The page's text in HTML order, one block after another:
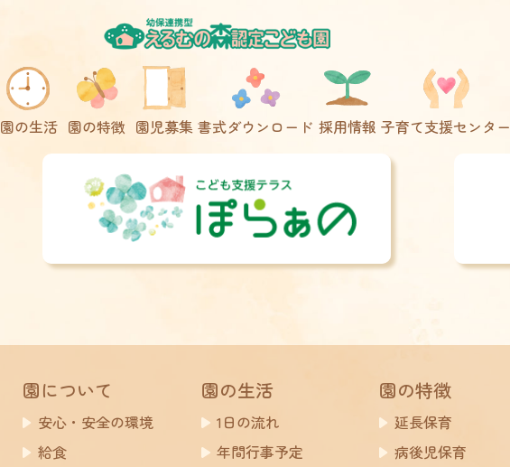
園の生活 園の特徴 園児募集 書式ダウンロード 採用情報 子育て支援センター
園について
安心・安全の環境
給食
園の生活
1日の流れ
年間行事予定
園の特徴
延長保育
病後児保育